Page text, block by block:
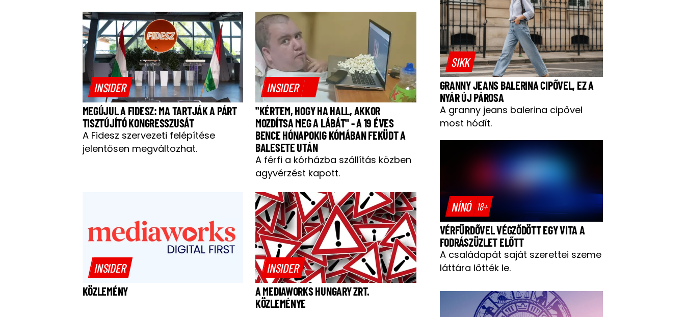
INSIDER
MEGÚJUL A FIDESZ: MA TARTJÁK A PÁRT
TISZTÚJÍTÓ KONGRESSZUSÁT
A Fidesz szervezeti felépítése
jelentősen megváltozhat.
INSIDER
"KÉRTEM, HOGY HA HALL, AKKOR
MOZDÍTSA MEG A LÁBÁT" - A 19 ÉVES
BENCE HÓNAPOKIG KÓMÁBAN FEKÜDT A
BALESETE UTÁN
A férfi a kórházba szállítás közben
agyvérzést kapott.
INSIDER
KÖZLEMÉNY
INSIDER
A MEDIAWORKS HUNGARY ZRT.
KÖZLEMÉNYE
SIKK
GRANNY JEANS BALERINA CIPŐVEL, EZ A
NYÁR ÚJ PÁROSA
A granny jeans balerina cipővel
most hódít.
NÍNÓ 18+
VÉRFÜRDŐVEL VÉGZŐDÖTT EGY VITA A
FODRÁSZÜZLET ELŐTT
A családapát saját szerettei szeme
láttára lőtték le.